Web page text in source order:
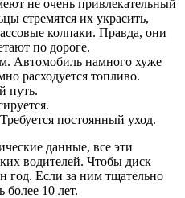
не очень привлекательный
стремятся их украсить,
колпаки. Правда, они
по дороге.
Автомобиль намного хуже
расходуется топливо.
путь.
постоянный уход.
данные, все эти
водителей. Чтобы диск
год. Если за ним тщательно
более 10 лет.